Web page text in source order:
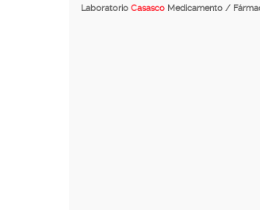
Laboratorio Casasco Medicamento /